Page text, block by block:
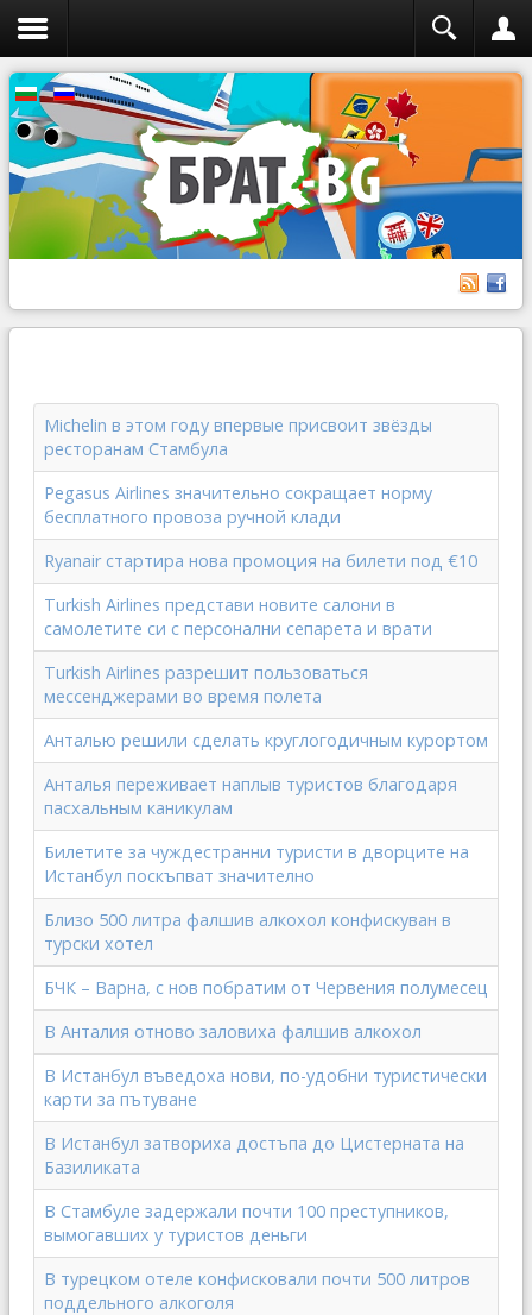
Michelin в этом году впервые присвоит звёзды
ресторанам Стамбула
Pegasus Airlines значительно сокращает норму
бесплатного провоза ручной клади
Ryanair стартира нова промоция на билети под €10
Turkish Airlines представи новите салони в
самолетите си с персонални сепарета и врати
Turkish Airlines разрешит пользоваться
мессенджерами во время полета
Анталью решили сделать круглогодичным курортом
Анталья переживает наплыв туристов благодаря
пасхальным каникулам
Билетите за чуждестранни туристи в дворците на
Истанбул поскъпват значително
Близо 500 литра фалшив алкохол конфискуван в
турски хотел
БЧК – Варна, с нов побратим от Червения полумесец
В Анталия отново заловиха фалшив алкохол
В Истанбул въведоха нови, по-удобни туристически
карти за пътуване
В Истанбул затвориха достъпа до Цистерната на
Базиликата
В Стамбуле задержали почти 100 преступников,
вымогавших у туристов деньги
В турецком отеле конфисковали почти 500 литров
поддельного алкоголя